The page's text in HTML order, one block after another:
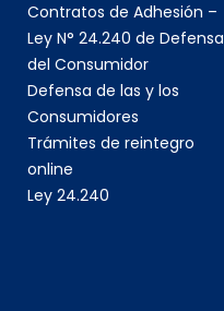
Contratos de Adhesión –
Ley N° 24.240 de Defensa
del Consumidor
Defensa de las y los
Consumidores
Trámites de reintegro
online
Ley 24.240